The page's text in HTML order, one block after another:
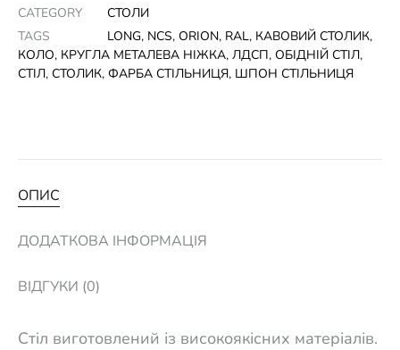
CATEGORY
СТОЛИ
TAGS
LONG, NCS, ORION, RAL, КАВОВИЙ СТОЛИК,
КОЛО, КРУГЛА МЕТАЛЕВА НІЖКА, ЛДСП, ОБІДНІЙ СТІЛ,
СТІЛ, СТОЛИК, ФАРБА СТІЛЬНИЦЯ, ШПОН СТІЛЬНИЦЯ
ОПИС
ДОДАТКОВА ІНФОРМАЦІЯ
ВІДГУКИ (0)
Стіл виготовлений із високоякісних матеріалів.